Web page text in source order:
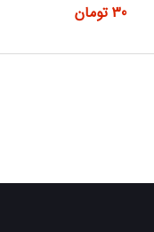
30 تومان